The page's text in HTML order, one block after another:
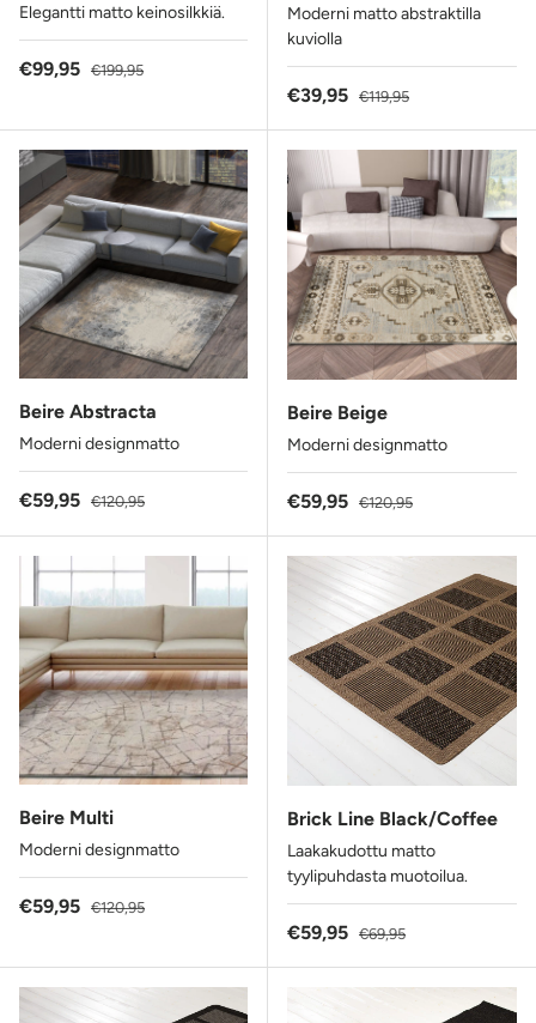
Elegantti matto keinosilkkiä.
Alennushinta
€99,95 Normaalihinta
€199,95
Moderni matto abstraktilla
kuviolla
Alennushinta
€39,95 Normaalihinta
€119,95
Beire Abstracta
Moderni designmatto
Alennushinta
€59,95 Normaalihinta
€120,95
Beire Beige
Moderni designmatto
Alennushinta
€59,95 Normaalihinta
€120,95
Beire Multi
Moderni designmatto
Alennushinta
€59,95 Normaalihinta
€120,95
Brick Line Black/Coffee
Laakakudottu matto
tyylipuhdasta muotoilua.
Alennushinta
€59,95 Normaalihinta
€69,95